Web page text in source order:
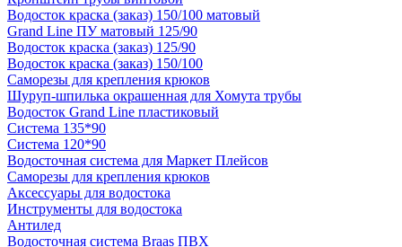
Водосток краска (заказ) 150/100 матовый
Grand Line ПУ матовый 125/90
Водосток краска (заказ) 125/90
Водосток краска (заказ) 150/100
Саморезы для крепления крюков
Шуруп-шпилька окрашенная для Хомута трубы
Водосток Grand Line пластиковый
Система 135*90
Система 120*90
Водосточная система для Маркет Плейсов
Саморезы для крепления крюков
Аксессуары для водостока
Инструменты для водостока
Антилед
Водосточная система Braas ПВХ